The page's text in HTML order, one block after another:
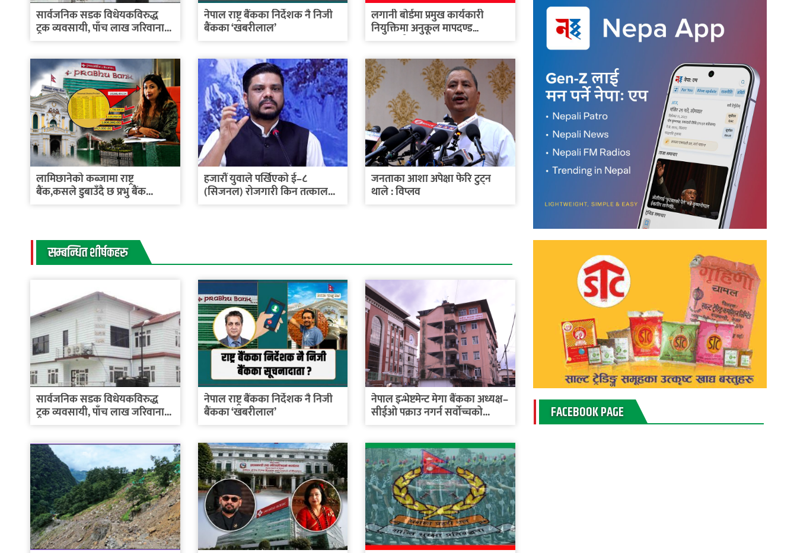
सार्वजनिक सडक विधेयकविरुद्ध
ट्रक व्यवसायी, पाँच लाख जरिवाना...
नेपाल राष्ट्र बैंकका निर्देशक नै निजी
बैंकका ‘खबरीलाल’
लगानी बोर्डमा प्रमुख कार्यकारी
नियुक्तिमा अनुकूल मापदण्ड
लामिछानेको कब्जामा राष्ट्र
बैंक,कसले डुबाउँदै छ प्रभु बैंक...
हजारौं युवाले पर्खिएको ई–८
(सिजनल) रोजगारी किन तत्काल...
जनताका आशा अपेक्षा फेरि टुट्न
थाले : विप्लव
सम्बन्धित शीर्षकहरु
सार्वजनिक सडक विधेयकविरुद्ध
ट्रक व्यवसायी, पाँच लाख जरिवाना...
नेपाल राष्ट्र बैंकका निर्देशक नै निजी
बैंकका ‘खबरीलाल’
नेपाल इन्भेष्टमेन्ट मेगा बैंकका अध्यक्ष–
सीईओ पक्राउ नगर्न सर्वोच्चको... FACEBOOK PAGE